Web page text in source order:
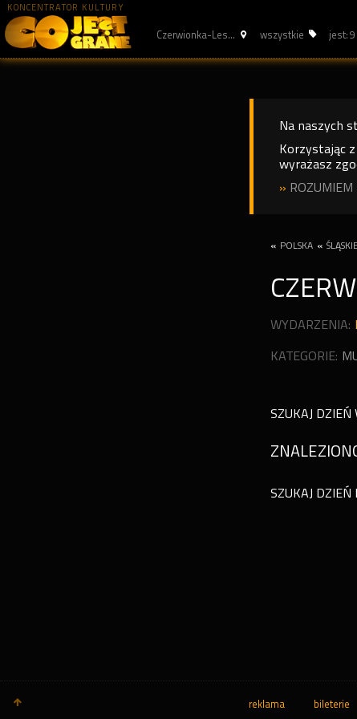
KONCENTRATOR KULTURY
Czerwionka-Les... wszystkie jest: 9
Na naszych
Korzystając
wyrażasz
» ROZUMIEM
« POLSKA « ŚLĄSKIE
WYDARZENIA:
KATEGORIE:
SZUKAJ DZIEŃ
SZUKAJ DZIEŃ
reklama bileterie